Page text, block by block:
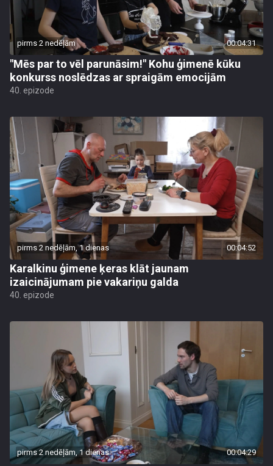
pirms 2 nedēļām 00:04:31
"Mēs par to vēl parunāsim!" Kohu ģimenē kūku
konkurss noslēdzas ar spraigām emocijām
40. epizode
pirms 2 nedēļām, 1 dienas 00:04:52
Karalkinu ģimene ķeras klāt jaunam
izaicinājumam pie vakariņu galda
40. epizode
pirms 2 nedēļām, 1 dienas 00:04:29